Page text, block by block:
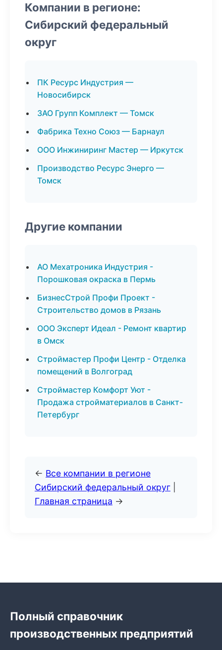
Компании в регионе:
Сибирский федеральный
округ
ПК Ресурс Индустрия —
Новосибирск
ЗАО Групп Комплект — Томск
Фабрика Техно Союз — Барнаул
ООО Инжиниринг Мастер — Иркутск
Производство Ресурс Энерго —
Томск
Другие компании
АО Мехатроника Индустрия -
Порошковая окраска в Пермь
БизнесСтрой Профи Проект -
Строительство домов в Рязань
ООО Эксперт Идеал - Ремонт квартир
в Омск
Строймастер Профи Центр - Отделка
помещений в Волгоград
Строймастер Комфорт Уют -
Продажа стройматериалов в Санкт-
Петербург
← Все компании в регионе
Сибирский федеральный округ
Главная страница →
Полный справочник
производственных предприятий